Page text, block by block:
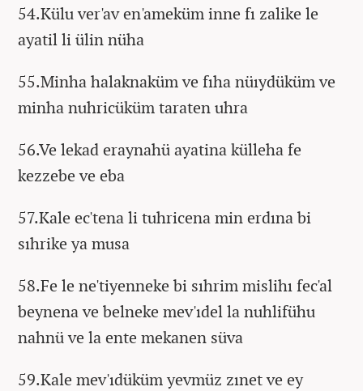
54.Külu ver'av en'ameküm inne fı zalike le
ayatil li ülin nüha
55.Minha halaknaküm ve fıha nüıydüküm ve
minha nuhricüküm taraten uhra
56.Ve lekad eraynahü ayatina külleha fe
kezzebe ve eba
57.Kale ec'tena li tuhricena min erdına bi
sıhrike ya musa
58.Fe le ne'tiyenneke bi sıhrim mislihı fec'al
beynena ve belneke mev'ıdel la nuhlifühu
nahnü ve la ente mekanen süva
59.Kale mev'ıdüküm yevmüz zınet ve ey